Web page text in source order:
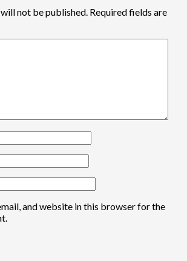
not be published. Required fields are
and website in this browser for the